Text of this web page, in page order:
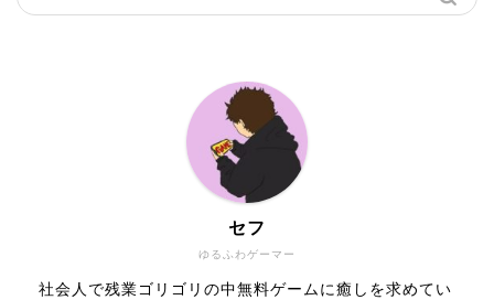
ゆるふわゲーマー
セフ
社会人で残業ゴリゴリの中無料ゲームに癒しを求めてい